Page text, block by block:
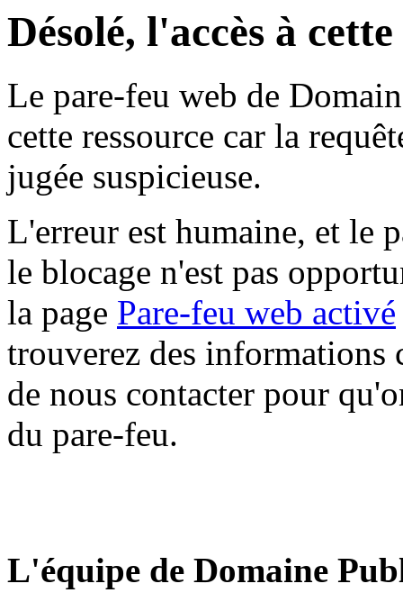
Désolé, l'accès à
Le pare-feu web de
cette ressource car la
jugée suspicieuse.
L'erreur est humaine, et le
le blocage n'est pas
la page Pare-feu web activé
trouverez des informations
de nous contacter pour
du pare-feu.
L'équipe de Domaine